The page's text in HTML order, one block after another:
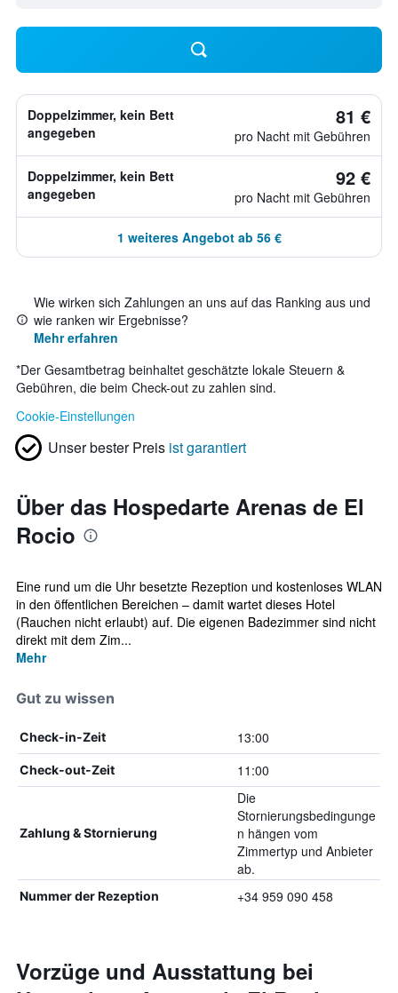
Doppelzimmer, kein Bett
angegeben
81 €
pro Nacht mit Gebühren
Doppelzimmer, kein Bett
angegeben
92 €
pro Nacht mit Gebühren
1 weiteres Angebot ab 56 €
Wie wirken sich Zahlungen an uns auf das Ranking aus und
wie ranken wir Ergebnisse?
Mehr erfahren
*Der Gesamtbetrag beinhaltet geschätzte lokale Steuern &
Gebühren, die beim Check-out zu zahlen sind.
Cookie-Einstellungen
Unser bester Preis ist garantiert
Über das Hospedarte Arenas de El
Rocio
Eine rund um die Uhr besetzte Rezeption und kostenloses WLAN
in den öffentlichen Bereichen – damit wartet dieses Hotel
(Rauchen nicht erlaubt) auf. Die eigenen Badezimmer sind nicht
direkt mit dem Zim...
Mehr
Gut zu wissen
Check-in-Zeit 13:00
Check-out-Zeit 11:00
Zahlung & Stornierung
Die
Stornierungsbedingunge
n hängen vom
Zimmertyp und Anbieter
ab.
Nummer der Rezeption +34 959 090 458
Vorzüge und Ausstattung bei